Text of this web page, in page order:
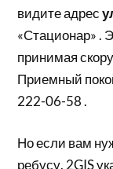
видите адрес
«Стационар» .
принимая
Приемный
222-06-58 .
Но если вам
ребусу. 2GIS